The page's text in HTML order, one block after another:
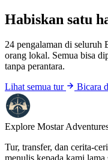
Habiskan satu
24 pengalaman di seluruh
orang lokal. Semua bisa
tanpa perantara.
Lihat semua tur
Bicara
Explore Mostar
Tur, transfer, dan cerita-